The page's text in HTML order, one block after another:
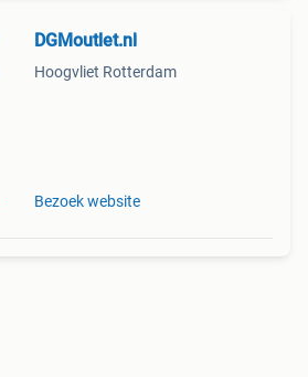
DGMoutlet.nl
Hoogvliet Rotterdam
Bezoek website